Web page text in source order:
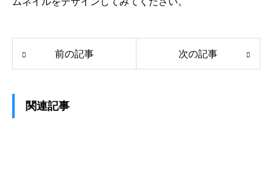
前の記事 次の記事
関連記事